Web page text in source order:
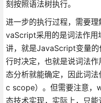
刻按照语法树执行。
进一步的执行过程，需要
vaScript采用的是词法作
讲，就是JavaScript变量的
行时决定，也就是说词法
态分析就能确定，因此词
c scope）。但需要注意，
态技术实现，实际上，只